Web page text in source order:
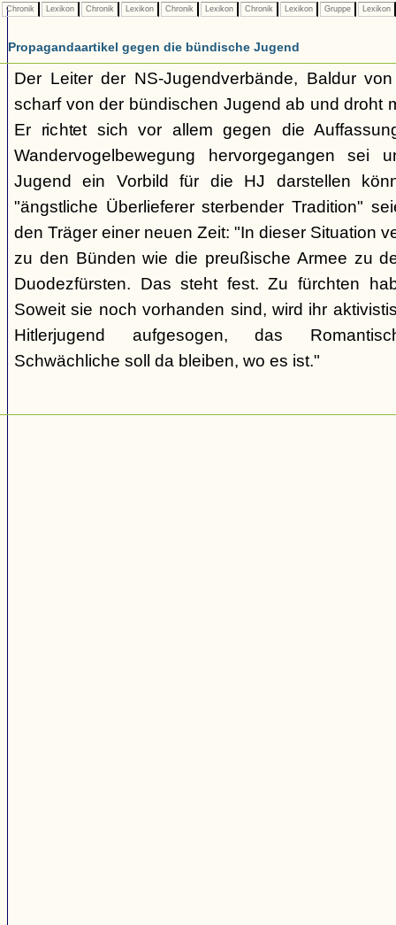
Chronik Lexikon Chronik Lexikon Chronik Lexikon Chronik Lexikon Gruppe Lexikon
Propagandaartikel gegen die bündische Jugend
Der Leiter der NS-Jugendverbände, Baldur
scharf von der bündischen Jugend ab und droht
Er richtet sich vor allem gegen die
Wandervogelbewegung hervorgegangen sei
Jugend ein Vorbild für die HJ darstellen
"ängstliche Überlieferer sterbender Tradition"
den Träger einer neuen Zeit: "In dieser Situation
zu den Bünden wie die preußische Armee zu
Duodezfürsten. Das steht fest. Zu fürchten
Soweit sie noch vorhanden sind, wird ihr
Hitlerjugend aufgesogen, das
Schwächliche soll da bleiben, wo es ist."